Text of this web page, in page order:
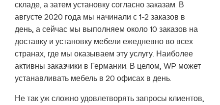
складе, а затем установку согласно заказам. В
августе 2020 года мы начинали с 1-2 заказов в
день, а сейчас мы выполняем около 10 заказов на
доставку и установку мебели ежедневно во всех
странах, где мы оказываем эту услугу. Наиболее
активны заказчики в Германии. В целом, WP может
устанавливать мебель в 20 офисах в день.
Не так уж сложно удовлетворять запросы клиентов,